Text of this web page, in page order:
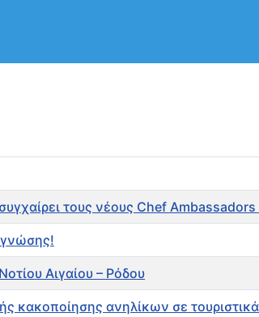
τους νέους Chef
γνώσης!
Αιγαίου – Ρόδου
κακοποίησης ανηλίκων σε